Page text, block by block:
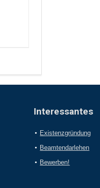
Interessantes
Existenzgründung
Beamtendarlehen
Bewerben!